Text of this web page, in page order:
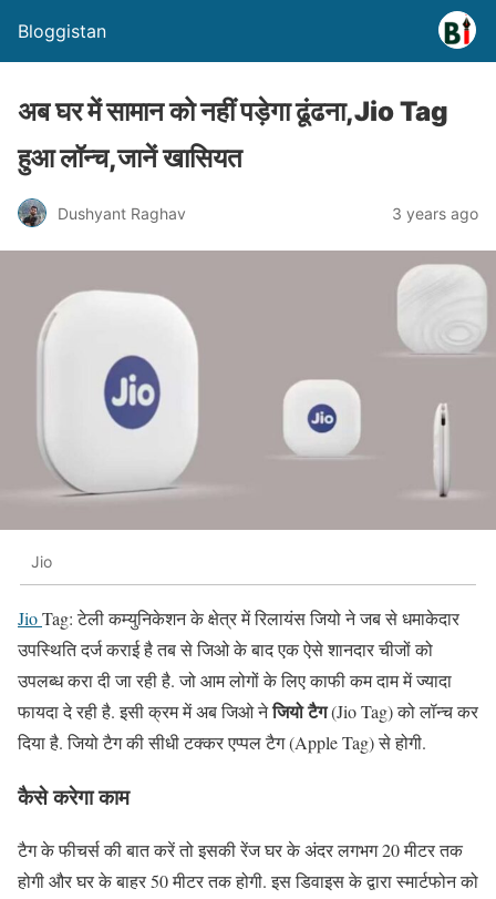
Bloggistan
अब घर में सामान को नहीं पड़ेगा ढूंढना,Jio Tag
हुआ लॉन्च,जानें खासियत
Dushyant Raghav 3 years ago
Jio
JioTag: टेली कम्युनिकेशन के क्षेत्र में रिलायंस जियो ने जब से धमाकेदार
उपस्थिति दर्ज कराई है तब से जिओ के बाद एक ऐसे शानदार चीजों को
उपलब्ध करा दी जा रही है. जो आम लोगों के लिए काफी कम दाम में ज्यादा
फायदा दे रही है. इसी क्रम में अब जिओ नेजियो टैग(Jio Tag) को लॉन्च कर
दिया है. जियो टैग की सीधी टक्कर एप्पल टैग (Apple Tag) से होगी.
कैसे करेगा काम
टैग के फीचर्स की बात करें तो इसकी रेंज घर के अंदर लगभग 20 मीटर तक
होगी और घर के बाहर 50 मीटर तक होगी. इस डिवाइस के द्वारा स्मार्टफोन को